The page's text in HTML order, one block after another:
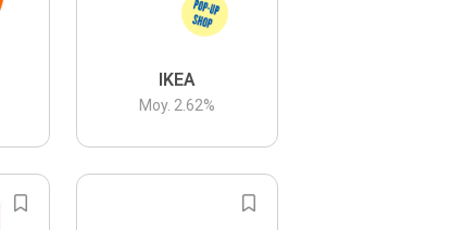
IKEA
Moy. 2.62%